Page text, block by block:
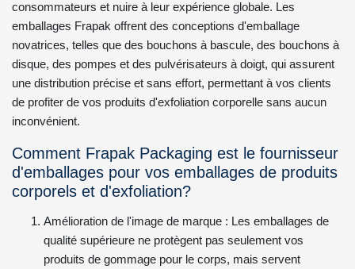
consommateurs et nuire à leur expérience globale. Les
emballages Frapak offrent des conceptions d'emballage
novatrices, telles que des bouchons à bascule, des bouchons à
disque, des pompes et des pulvérisateurs à doigt, qui assurent
une distribution précise et sans effort, permettant à vos clients
de profiter de vos produits d'exfoliation corporelle sans aucun
inconvénient.
Comment Frapak Packaging est le fournisseur
d'emballages pour vos emballages de produits
corporels et d'exfoliation?
Amélioration de l'image de marque : Les emballages de
qualité supérieure ne protègent pas seulement vos
produits de gommage pour le corps, mais servent